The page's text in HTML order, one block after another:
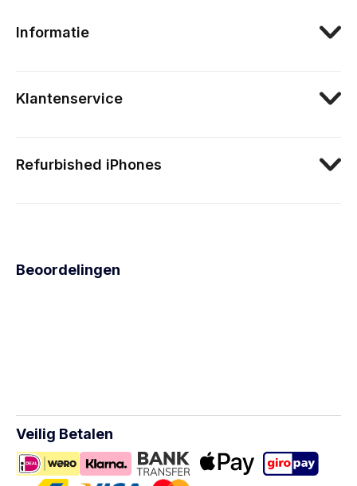
Informatie
Klantenservice
Refurbished iPhones
Beoordelingen
Veilig Betalen